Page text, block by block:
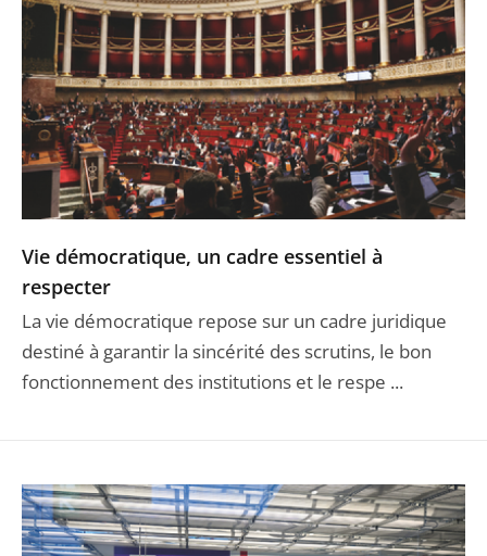
Vie démocratique, un cadre essentiel à
respecter
La vie démocratique repose sur un cadre juridique
destiné à garantir la sincérité des scrutins, le bon
fonctionnement des institutions et le respe ...